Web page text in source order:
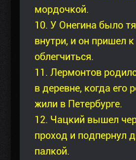
мордочкой.
10. У Онегина было
внутри, и он пришел
облегчиться.
11. Лермонтов
в деревне, когда его
жили в Петербурге.
12. Чацкий вышел
проход и подпернул
палкой.